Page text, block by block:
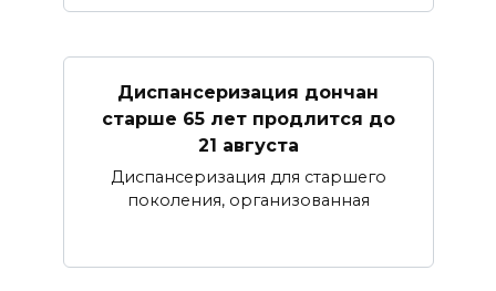
Диспансеризация дончан
старше 65 лет продлится до
21 августа
Диспансеризация для старшего
поколения, организованная